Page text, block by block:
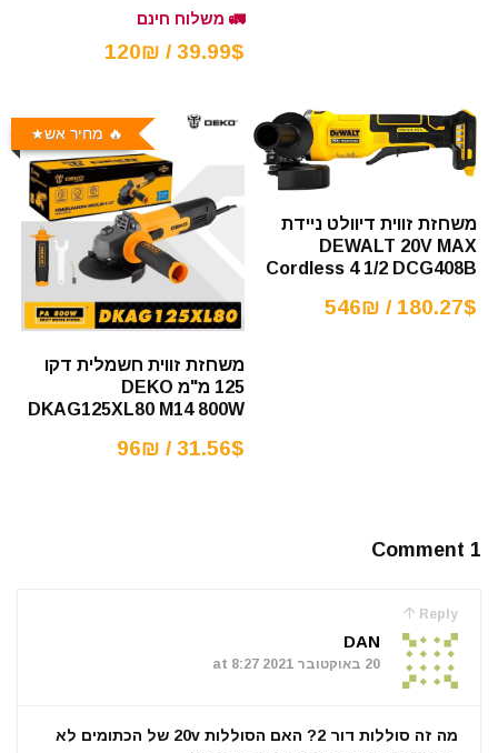
🚛 משלוח חינם
39.99$ / 120₪
משחזת זווית דיוולט ניידת
DEWALT 20V MAX
Cordless 4 1/2 DCG408B
180.27$ / 546₪
🔥 מחיר אש
משחזת זווית חשמלית דקו
125 מ"מ DEKO
DKAG125XL80 M14 800W
31.56$ / 96₪
1 Comment
Reply
DAN
20 באוקטובר 2021 at 8:27
מה זה סוללות דור 2? האם הסוללות 20v של הכתומים לא